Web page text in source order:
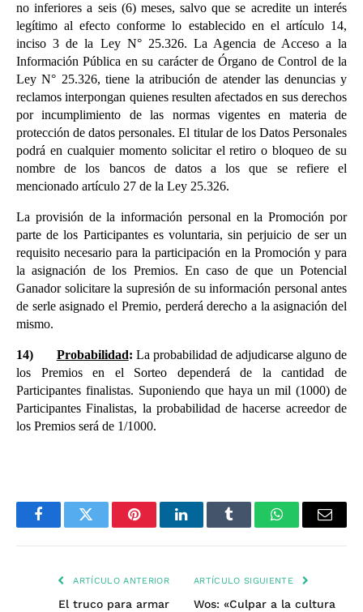
no inferiores a seis (6) meses, salvo que se acredite un interés
legítimo al efecto conforme lo establecido en el artículo 14,
inciso 3 de la Ley N° 25.326. La Agencia de Acceso a la
Información Pública en su carácter de Órgano de Control de la
Ley N° 25.326, tiene la atribución de atender las denuncias y
reclamos interpongan quienes resulten afectados en sus derechos
por incumplimiento de las normas vigentes en materia de
protección de datos personales. El titular de los Datos Personales
podrá en cualquier momento solicitar el retiro o bloqueo de su
nombre de los bancos de datos a los que se refiere el
mencionado artículo 27 de la Ley 25.326.
La provisión de la información personal en la Promoción por
parte de los Participantes es voluntaria, sin perjuicio de ser un
requisito necesario para la participación en la Promoción y para
la asignación de los Premios. En caso de que un Potencial
Ganador solicitare la supresión de su información personal antes
de serle asignado el Premio, perderá derecho a la asignación del
mismo.
14) Probabilidad: La probabilidad de adjudicarse alguno de
los Premios en el Sorteo dependerá de la cantidad de
Participantes finalistas. Suponiendo que haya un mil (1000) de
Participantes Finalistas, la probabilidad de hacerse acreedor de
los Premios será de 1/1000.
FacebookTwitter PinterestLinkedInTumblr WhatsAppEmail
ARTÍCULO ANTERIOR
El truco para armar
ARTÍCULO SIGUIENTE
Wos: «Culpar a la cultura